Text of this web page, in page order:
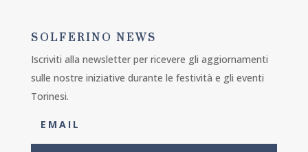
SOLFERINO NEWS
Iscriviti alla newsletter per ricevere gli aggiornamenti
sulle nostre iniziative durante le festività e gli eventi
Torinesi.